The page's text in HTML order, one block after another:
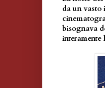
da un vasto
bisognava
interamente